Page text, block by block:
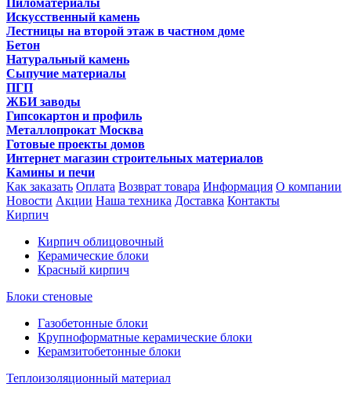
Пиломатериалы
Искусственный камень
Лестницы на второй этаж в частном доме
Бетон
Натуральный камень
Сыпучие материалы
ПГП
ЖБИ заводы
Гипсокартон и профиль
Металлопрокат Москва
Готовые проекты домов
Интернет магазин строительных материалов
Камины и печи
Как заказать Оплата Возврат товара Информация О компании
Новости Акции Наша техника Доставка Контакты
Кирпич
Кирпич облицовочный
Керамические блоки
Красный кирпич
Блоки стеновые
Газобетонные блоки
Крупноформатные керамические блоки
Керамзитобетонные блоки
Теплоизоляционный материал